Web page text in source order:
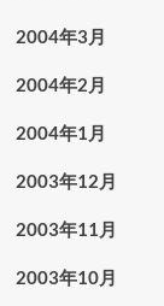
2004年3月
2004年2月
2004年1月
2003年12月
2003年11月
2003年10月